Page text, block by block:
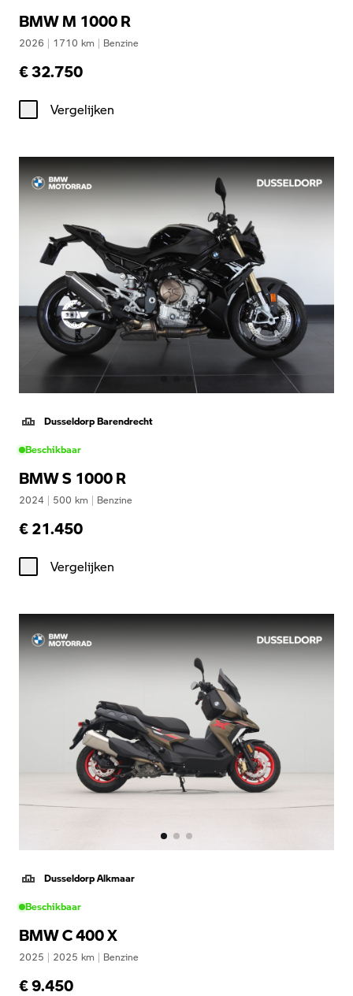
BMW M 1000 R
2026 | 1710 km | Benzine
€ 32.750
Vergelijken
Dusseldorp Barendrecht
Beschikbaar
BMW S 1000 R
2024 | 500 km | Benzine
€ 21.450
Vergelijken
Dusseldorp Alkmaar
Beschikbaar
BMW C 400 X
2025 | 2025 km | Benzine
€ 9.450